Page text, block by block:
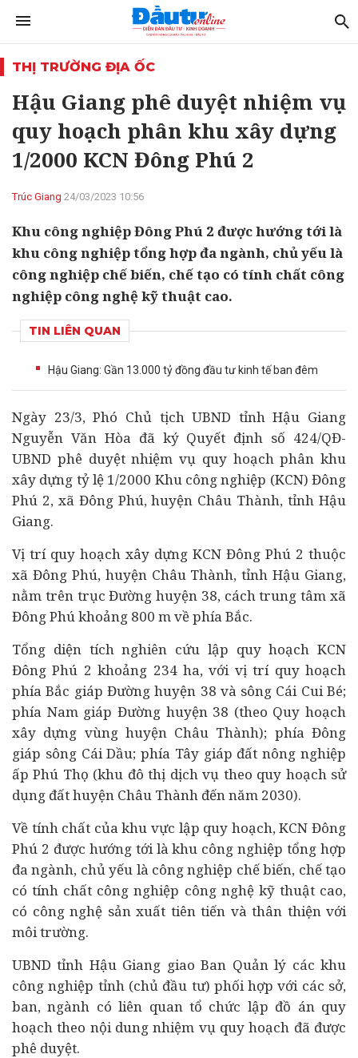
THỊ TRƯỜNG ĐỊA ỐC
Hậu Giang phê duyệt nhiệm vụ
quy hoạch phân khu xây dựng
1/2000 KCN Đông Phú 2
Trúc Giang 24/03/2023 10:56
Khu công nghiệp Đông Phú 2 được hướng tới là
khu công nghiệp tổng hợp đa ngành, chủ yếu là
công nghiệp chế biến, chế tạo có tính chất công
nghiệp công nghệ kỹ thuật cao.
TIN LIÊN QUAN
Hậu Giang: Gần 13.000 tỷ đồng đầu tư kinh tế ban đêm
Ngày 23/3, Phó Chủ tịch UBND tỉnh Hậu Giang
Nguyễn Văn Hòa đã ký Quyết định số 424/QĐ-
UBND phê duyệt nhiệm vụ quy hoạch phân khu
xây dựng tỷ lệ 1/2000 Khu công nghiệp (KCN) Đông
Phú 2, xã Đông Phú, huyện Châu Thành, tỉnh Hậu
Giang.
Vị trí quy hoạch xây dựng KCN Đông Phú 2 thuộc
xã Đông Phú, huyện Châu Thành, tỉnh Hậu Giang,
nằm trên trục Đường huyện 38, cách trung tâm xã
Đông Phú khoảng 800 m về phía Bắc.
Tổng diện tích nghiên cứu lập quy hoạch KCN
Đông Phú 2 khoảng 234 ha, với vị trí quy hoạch
phía Bắc giáp Đường huyện 38 và sông Cái Cui Bé;
phía Nam giáp Đường huyện 38 (theo Quy hoạch
xây dựng vùng huyện Châu Thành); phía Đông
giáp sông Cái Dầu; phía Tây giáp đất nông nghiệp
ấp Phú Thọ (khu đô thị dịch vụ theo quy hoạch sử
dụng đất huyện Châu Thành đến năm 2030).
Về tính chất của khu vực lập quy hoạch, KCN Đông
Phú 2 được hướng tới là khu công nghiệp tổng hợp
đa ngành, chủ yếu là công nghiệp chế biến, chế tạo
có tính chất công nghiệp công nghệ kỹ thuật cao,
có công nghệ sản xuất tiên tiến và thân thiện với
môi trường.
UBND tỉnh Hậu Giang giao Ban Quản lý các khu
công nghiệp tỉnh (chủ đầu tư) phối hợp với các sở,
ban, ngành có liên quan tổ chức lập đồ án quy
hoạch theo nội dung nhiệm vụ quy hoạch đã được
phê duyệt.